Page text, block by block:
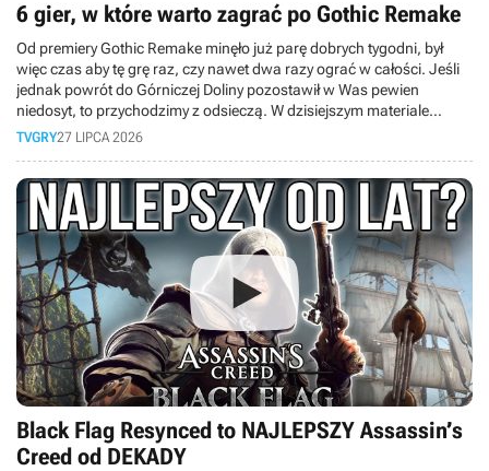
6 gier, w które warto zagrać po Gothic Remake
Od premiery Gothic Remake minęło już parę dobrych tygodni, był
więc czas aby tę grę raz, czy nawet dwa razy ograć w całości. Jeśli
jednak powrót do Górniczej Doliny pozostawił w Was pewien
niedosyt, to przychodzimy z odsieczą. W dzisiejszym materiale
przygotowaliśmy dla Was zestawienie gier, które idealnie sprawdzą
TVGRY27 LIPCA 2026
Black Flag Resynced to NAJLEPSZY Assassin’s
Creed od DEKADY